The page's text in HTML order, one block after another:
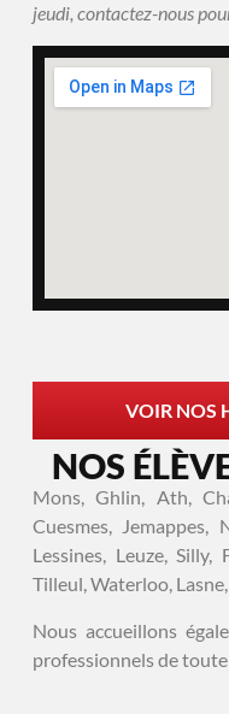
jeudi, contactez-nous
VOIR NOS
NOS
Mons, Ghlin, Ath,
Cuesmes, Jemappes,
Lessines, Leuze,
Tilleul, Waterloo,
Nous accueillons
professionnels de toute